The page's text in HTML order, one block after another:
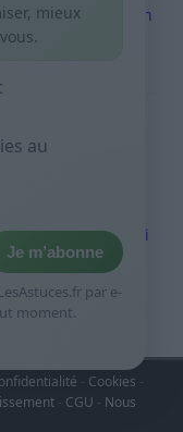
économiser en
rapide pour
jour de paie
est-ce utile et quoi
Cookies -
- CGU - Nous
mieux
au
Je m’abonne
par e-
moment.